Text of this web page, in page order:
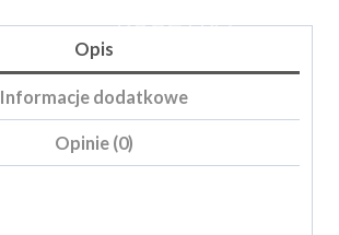
KOSZYKA
Opis
Informacje dodatkowe
Opinie (0)